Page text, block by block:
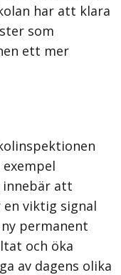
har att klara
som
ett mer
innebär att
viktig signal
permanent
och öka
av dagens olika